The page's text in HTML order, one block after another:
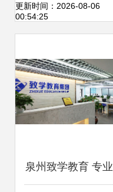
子报的班吗？
更新时间：2026-08-06
00:54:25
泉州致学教育 专业